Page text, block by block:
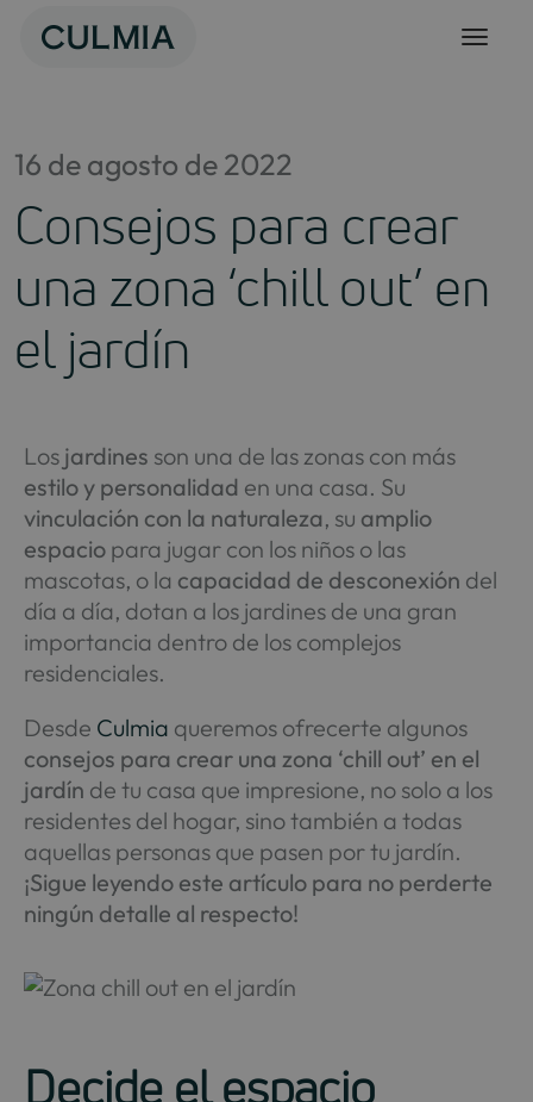
16 de agosto de 2022
Consejos para crear
una zona ‘chill out’ en
el jardín
Los jardines son una de las zonas con más
estilo y personalidad en una casa. Su
vinculación con la naturaleza, su amplio
espaciopara jugar con los niños o las
mascotas, o la capacidad de desconexión del
día a día, dotan a los jardines de una gran
importancia dentro de los complejos
residenciales.
Desde Culmia queremos ofrecerte algunos
consejos para crear una zona ‘chill out’ en el
jardín de tu casa que impresione, no solo a los
residentes del hogar, sino también a todas
aquellas personas que pasen por tu jardín.
¡Sigue leyendo este artículo para no perderte
ningún detalle al respecto!
Decide el espacio